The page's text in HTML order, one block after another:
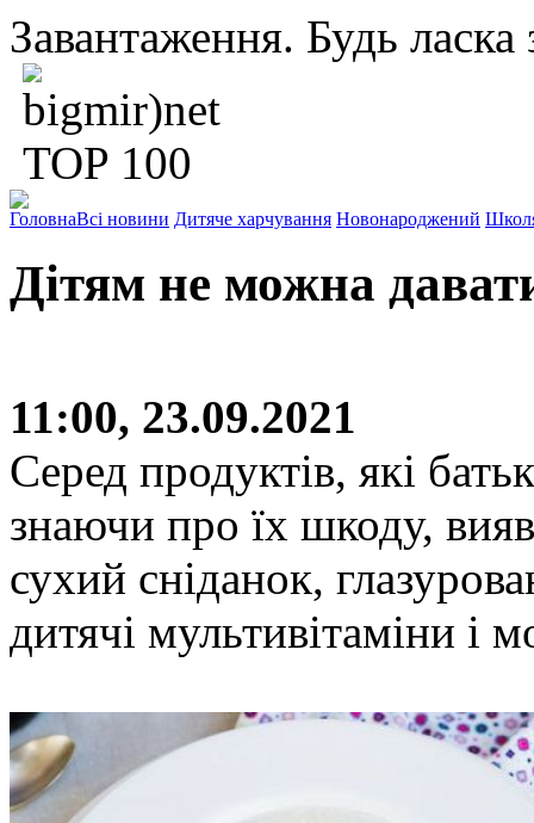
Завантаження. Будь ласка
ГоловнаВсі новини Дитяче харчування Новонароджений
Дітям не можна
11:00, 23.09.2021
Серед продуктів, які
знаючи про їх шкоду,
сухий сніданок,
дитячі мультивітаміни і